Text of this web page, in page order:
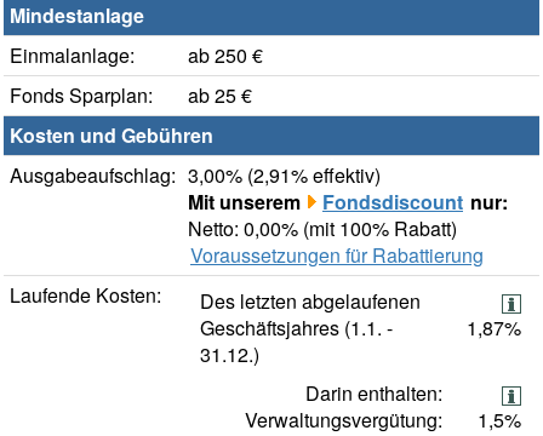
Mindestanlage
Einmalanlage:
ab 250 €
Fonds Sparplan:
ab 25 €
Kosten und Gebühren
Ausgabeaufschlag: 3,00% (2,91% effektiv)
Mit unserem
Fondsdiscount nur:
Netto: 0,00% (mit 100% Rabatt)
Voraussetzungen für Rabattierung
Laufende Kosten:
Des letzten abgelaufenen
Geschäftsjahres (1.1. -
31.12.)
1,87%
Darin enthalten:
Verwaltungsvergütung:
1,5%